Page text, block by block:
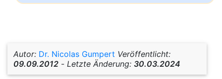
Autor: Dr. Nicolas Gumpert Veröffentlicht:
09.09.2012 - Letzte Änderung: 30.03.2024